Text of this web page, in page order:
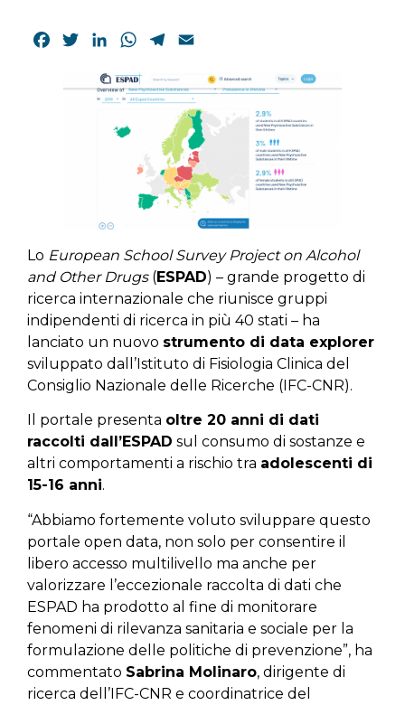
Facebook
TwitterLinkedInWhatsApp
Telegram
Lo European School Survey Project on Alcohol
and Other Drugs(ESPAD) – grande progetto di
ricerca internazionale che riunisce gruppi
indipendenti di ricerca in più 40 stati – ha
lanciato un nuovo strumento di data explorer
sviluppato dall’Istituto di Fisiologia Clinica del
Consiglio Nazionale delle Ricerche (IFC-CNR).
Il portale presenta oltre 20 anni di dati
raccolti dall’ESPAD sul consumo di sostanze e
altri comportamenti a rischio tra adolescenti di
15-16 anni.
“Abbiamo fortemente voluto sviluppare questo
portale open data, non solo per consentire il
libero accesso multilivello ma anche per
valorizzare l’eccezionale raccolta di dati che
ESPAD ha prodotto al fine di monitorare
fenomeni di rilevanza sanitaria e sociale per la
formulazione delle politiche di prevenzione”, ha
commentato Sabrina Molinaro, dirigente di
ricerca dell’IFC-CNR e coordinatrice del